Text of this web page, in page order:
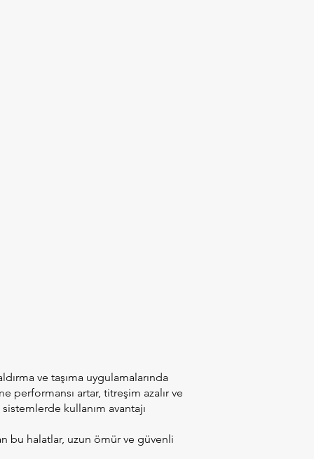
ve taşıma uygulamalarında
performansı artar, titreşim azalır ve
kullanım avantajı
bu halatlar, uzun ömür ve güvenli